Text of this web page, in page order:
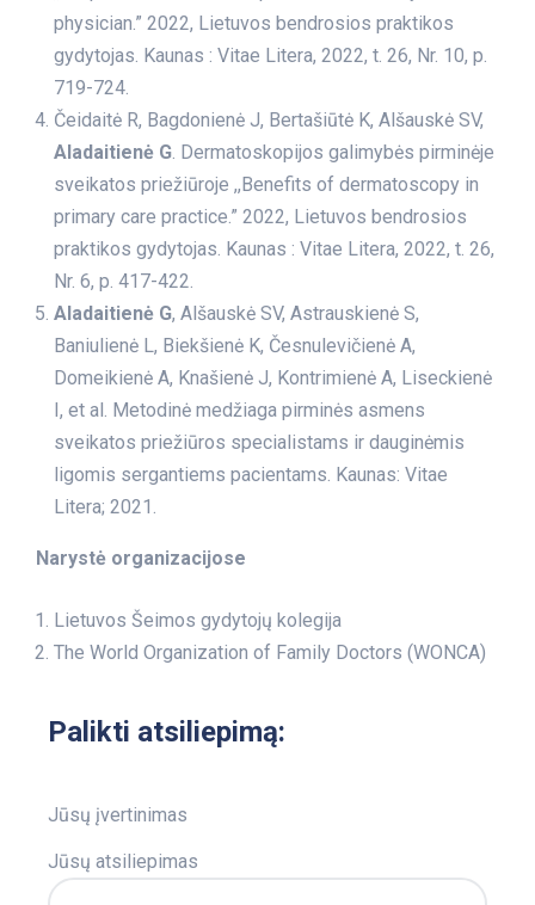
physician.” 2022, Lietuvos bendrosios praktikos
gydytojas. Kaunas : Vitae Litera, 2022, t. 26, Nr. 10, p.
719-724.
Čeidaitė R, Bagdonienė J, Bertašiūtė K, Alšauskė SV,
Aladaitienė G. Dermatoskopijos galimybės pirminėje
sveikatos priežiūroje ,,Benefits of dermatoscopy in
primary care practice.” 2022, Lietuvos bendrosios
praktikos gydytojas. Kaunas : Vitae Litera, 2022, t. 26,
Nr. 6, p. 417-422.
Aladaitienė G, Alšauskė SV, Astrauskienė S,
Baniulienė L, Biekšienė K, Česnulevičienė A,
Domeikienė A, Knašienė J, Kontrimienė A, Liseckienė
I, et al. Metodinė medžiaga pirminės asmens
sveikatos priežiūros specialistams ir dauginėmis
ligomis sergantiems pacientams. Kaunas: Vitae
Litera; 2021.
Narystė organizacijose
Lietuvos Šeimos gydytojų kolegija
The World Organization of Family Doctors (WONCA)
Palikti atsiliepimą:
Jūsų įvertinimas
Jūsų atsiliepimas